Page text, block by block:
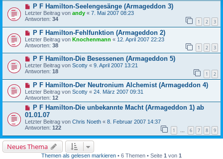
P F Hamilton-Seelengesänge (Armageddon 3)
Letzter Beitrag von andy « 7. Mai 2007 08:23
Antworten: 34 1 2 3
P F Hamilton-Fehlfunktion (Armageddon 2)
Letzter Beitrag von Knochenmann « 12. April 2007 22:23
Antworten: 38 1 2 3
P F Hamilton-Die Besessenen (Armageddon 5)
Letzter Beitrag von Scotty « 9. April 2007 13:21
Antworten: 18 1 2
P F Hamilton-Der Neutronium Alchemist (Armageddon 4)
Letzter Beitrag von Scotty « 24. März 2007 09:31
Antworten: 12
P F Hamilton-Die unbekannte Macht (Armageddon 1) ab
01.01.07
Letzter Beitrag von Chris Noeth « 8. Februar 2007 14:37
Antworten: 122 1 … 6 7 8 9
Neues Thema
Themen als gelesen markieren • 6 Themen • Seite 1 von 1